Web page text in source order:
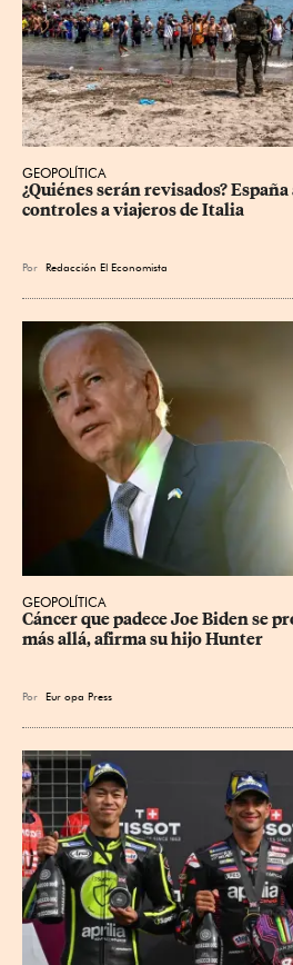
GEOPOLÍTICA
¿Quiénes serán revisados?
controles a viajeros de Italia
Por Redacción El Economista
GEOPOLÍTICA
Cáncer que padece Joe Biden se
más allá, afirma su hijo Hunter
Por Eur opa Press